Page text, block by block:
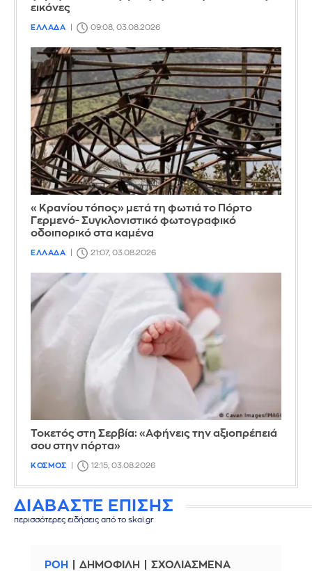
εικόνες
ΕΛΛΑΔΑ 09:08, 03.08.2026
«Κρανίου τόπος» μετά τη φωτιά το Πόρτο
Γερμενό- Συγκλονιστικό φωτογραφικό
οδοιπορικό στα καμένα
ΕΛΛΑΔΑ 21:07, 03.08.2026
Τοκετός στη Σερβία: «Αφήνεις την αξιοπρέπειά
σου στην πόρτα»
ΚΟΣΜΟΣ 12:15, 03.08.2026
ΔΙΑΒΑΣΤΕ ΕΠΙΣΗΣ
περισσότερες ειδήσεις από το skai.gr
ΡΟΗ ΔΗΜΟΦΙΛΗ ΣΧΟΛΙΑΣΜΕΝΑ